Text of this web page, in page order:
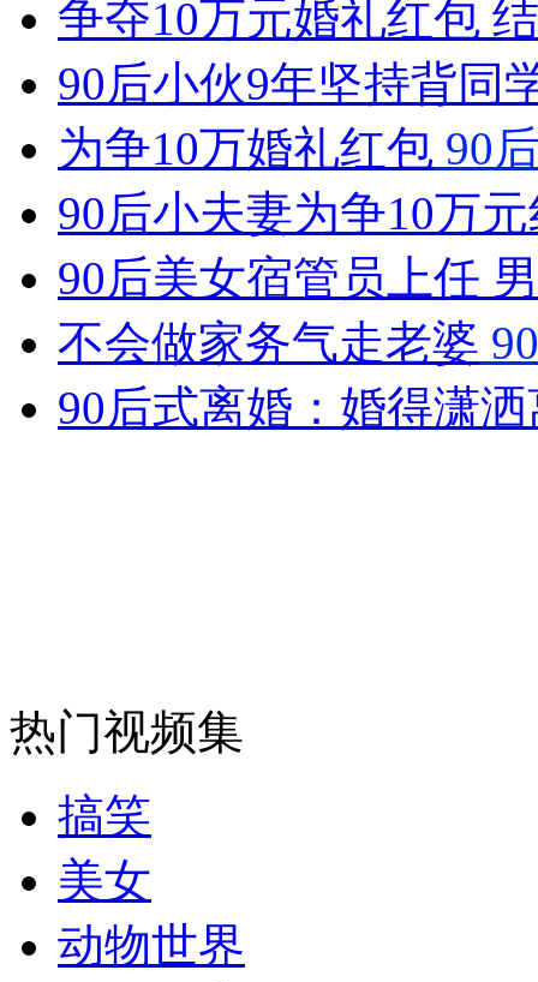
外交部：反对强权政治霸凌主义
安徽一实载49人客车翻车
争夺10万元婚礼红包
90后小伙9年坚持背同
为争10万婚礼红包 90
90后小夫妻为争10万
90后美女宿管员上任
不会做家务气走老婆
90后式离婚：婚得潇
热门视频集
搞笑
美女
动物世界